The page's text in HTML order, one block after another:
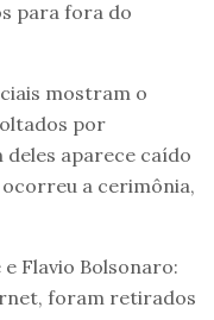
para fora do
mostram o
por
deles aparece caído
a cerimônia,
Flavio Bolsonaro:
foram retirados